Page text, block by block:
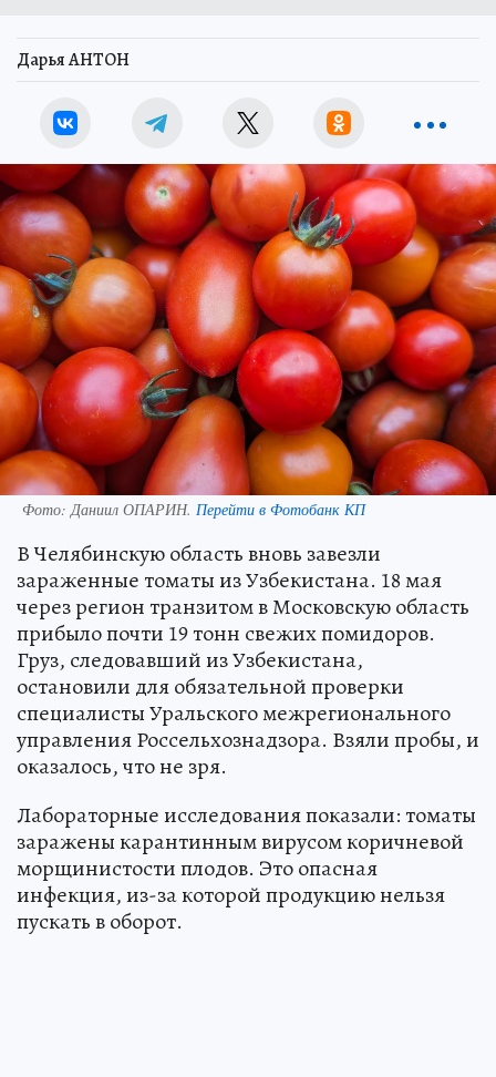
Дарья АНТОН
Фото: Даниил ОПАРИН. Перейти в Фотобанк КП
В Челябинскую область вновь завезли
зараженные томаты из Узбекистана. 18 мая
через регион транзитом в Московскую область
прибыло почти 19 тонн свежих помидоров.
Груз, следовавший из Узбекистана,
остановили для обязательной проверки
специалисты Уральского межрегионального
управления Россельхознадзора. Взяли пробы, и
оказалось, что не зря.
Лабораторные исследования показали: томаты
заражены карантинным вирусом коричневой
морщинистости плодов. Это опасная
инфекция, из-за которой продукцию нельзя
пускать в оборот.